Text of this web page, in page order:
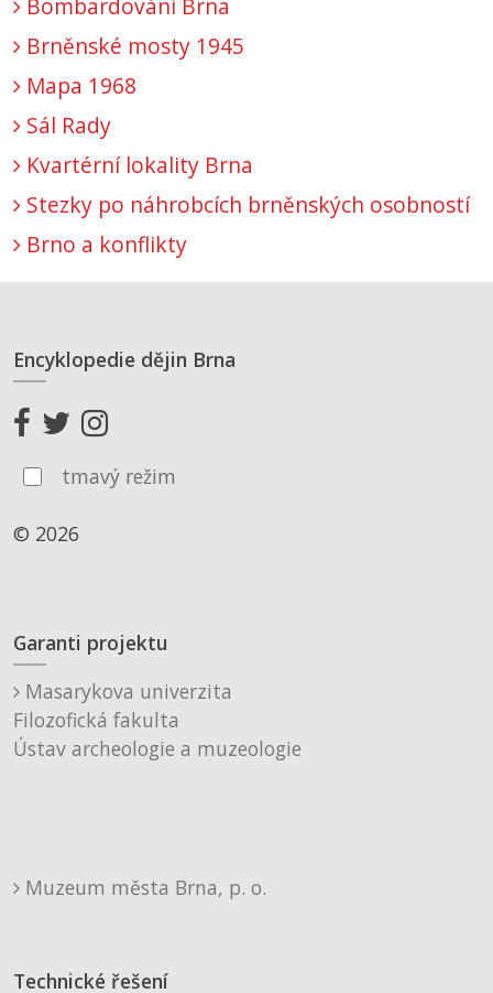
Bombardování Brna
Brněnské mosty 1945
Mapa 1968
Sál Rady
Kvartérní lokality Brna
Stezky po náhrobcích brněnských osobností
Brno a konflikty
Encyklopedie dějin Brna
tmavý režim
© 2026
Garanti projektu
Masarykova univerzita
Filozofická fakulta
Ústav archeologie a muzeologie
Muzeum města Brna, p. o.
Technické řešení